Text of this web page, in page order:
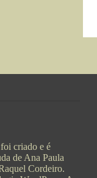
criado e é
de Ana Paula
Cordeiro.